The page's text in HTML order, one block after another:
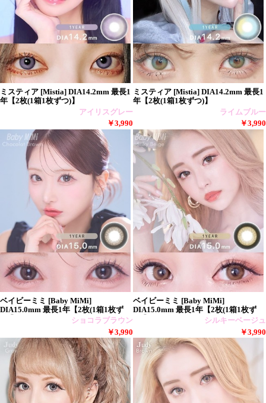
ミスティア [Mistia] DIA14.2mm 最長1
年【2枚(1箱1枚ずつ)】
アイリスグレー
￥3,990
ミスティア [Mistia] DIA14.2mm 最長1
年【2枚(1箱1枚ずつ)】
ライムブルー
￥3,990
ベイビーミミ [Baby MiMi]
DIA15.0mm 最長1年【2枚(1箱1枚ず
ショコラブラウン
￥3,990
ベイビーミミ [Baby MiMi]
DIA15.0mm 最長1年【2枚(1箱1枚ず
シルキーベージュ
￥3,990